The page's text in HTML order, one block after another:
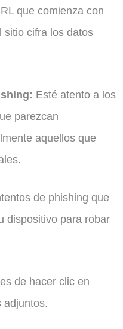
que comienza con
sitio cifra los datos
Esté atento a los
parezcan
aquellos que
de phishing que
dispositivo para robar
de hacer clic en
adjuntos.